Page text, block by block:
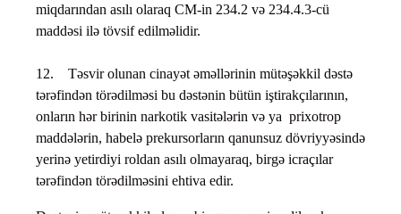
miqdarından asılı olaraq CM-in 234.2 və 234.4.3-cü
maddəsi ilə tövsif edilməlidir.
12. Təsvir olunan cinayət əməllərinin mütəşəkkil dəstə
tərəfindən törədilməsi bu dəstənin bütün iştirakçılarının,
onların hər birinin narkotik vasitələrin və ya prixotrop
maddələrin, habelə prekursorların qanunsuz dövriyyəsində
yerinə yetirdiyi roldan asılı olmayaraq, birgə icraçılar
tərəfindən törədilməsini ehtiva edir.